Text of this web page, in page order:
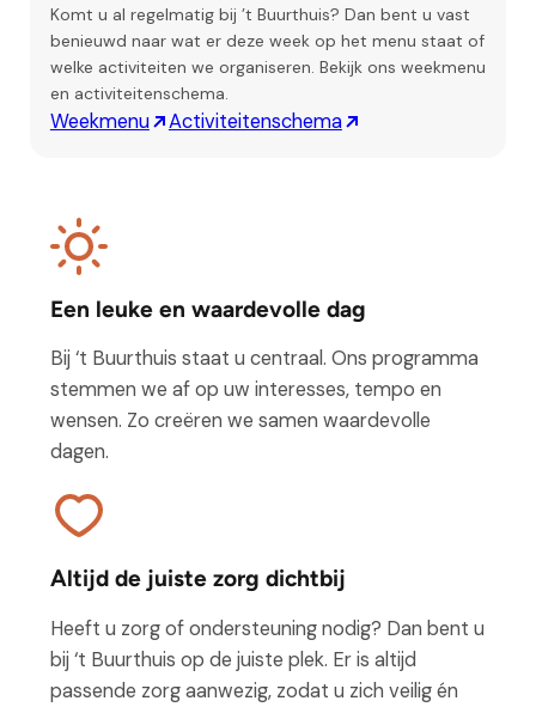
Komt u al regelmatig bij ’t Buurthuis? Dan bent u vast
benieuwd naar wat er deze week op het menu staat of
welke activiteiten we organiseren. Bekijk ons weekmenu
en activiteitenschema.
Weekmenu Activiteitenschema
Een leuke en waardevolle dag
Bij ‘t Buurthuis staat u centraal. Ons programma
stemmen we af op uw interesses, tempo en
wensen. Zo creëren we samen waardevolle
dagen.
Altijd de juiste zorg dichtbij
Heeft u zorg of ondersteuning nodig? Dan bent u
bij ‘t Buurthuis op de juiste plek. Er is altijd
passende zorg aanwezig, zodat u zich veilig én